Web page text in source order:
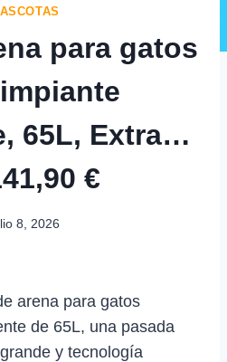
para gatos
65L, Extra…
€
8, 2026
arena para gatos
de 65L, una pasada
y tecnología